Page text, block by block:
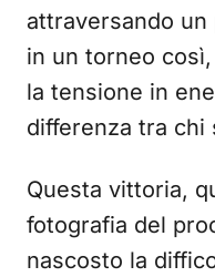
attraversando un
in un torneo
la tensione in
differenza tra chi
Questa vittoria,
fotografia del
nascosto la